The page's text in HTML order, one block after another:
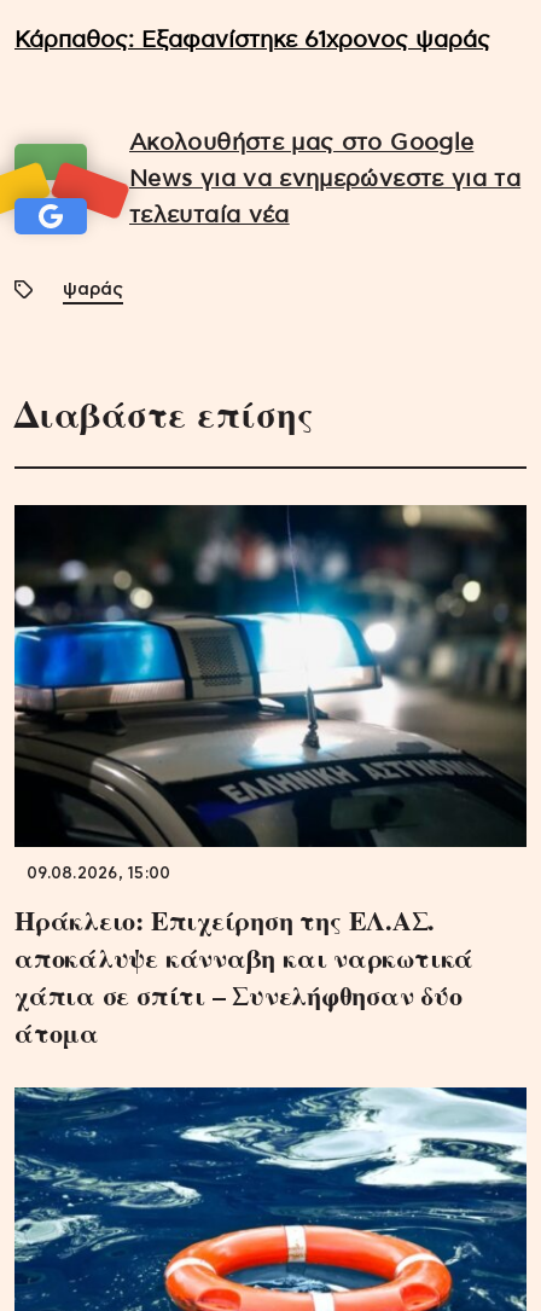
Κάρπαθος: Εξαφανίστηκε 61χρονος ψαράς
Ακολουθήστε μας στο Google
News για να ενημερώνεστε για τα
τελευταία νέα
ψαράς
Διαβάστε επίσης
09.08.2026, 15:00
Ηράκλειο: Επιχείρηση της ΕΛ.ΑΣ.
αποκάλυψε κάνναβη και ναρκωτικά
χάπια σε σπίτι – Συνελήφθησαν δύο
άτομα